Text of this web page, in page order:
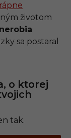
životom
sa postaral
o ktorej
tak.